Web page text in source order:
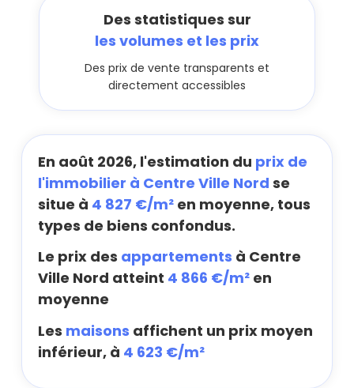
Des statistiques sur
les volumes et les prix
Des prix de vente transparents et
directement accessibles
En août 2026, l'estimation du prix de
l'immobilier à Centre Ville Nord se
situe à 4 827 €/m² en moyenne, tous
types de biens confondus.
Le prix des appartements à Centre
Ville Nord atteint 4 866 €/m² en
moyenne
Les maisons affichent un prix moyen
inférieur, à 4 623 €/m²